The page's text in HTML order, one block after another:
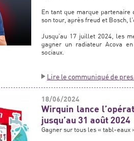
En tant que marque partenaire
son tour, après freud et Bosch,
Jusqu’au 17 juillet 2024, les
gagner un radiateur Acova
sociaux.
Lire le communiqué de
18/06/2024
Wirquin lance
jusqu’au 31 août 2024
Gagner sur tous les « tabl-eaux